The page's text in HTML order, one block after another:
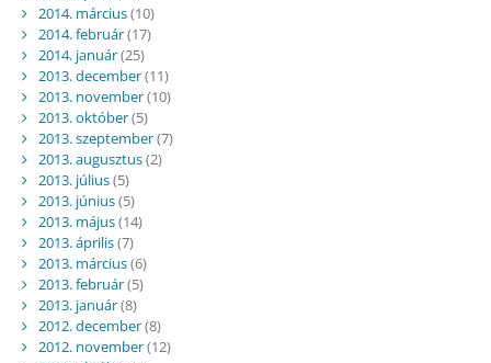
2014. március(10)
2014. február(17)
2014. január(25)
2013. december(11)
2013. november(10)
2013. október(5)
2013. szeptember(7)
2013. augusztus(2)
2013. július(5)
2013. június(5)
2013. május(14)
2013. április(7)
2013. március(6)
2013. február(5)
2013. január(8)
2012. december(8)
2012. november(12)